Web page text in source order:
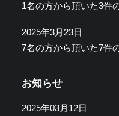
1名の方から頂いた3件
2025年3月23日
7名の方から頂いた7件
お知らせ
2025年03月12日